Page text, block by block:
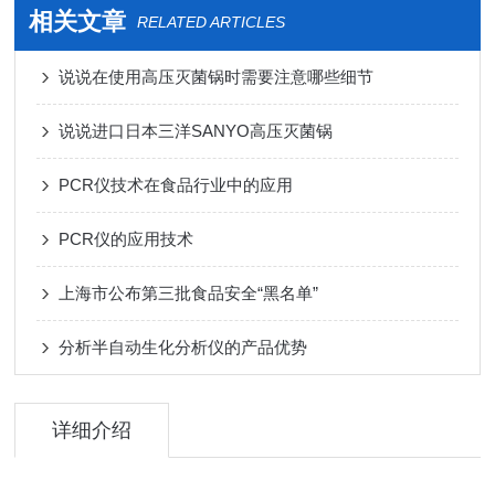
相关文章 RELATED ARTICLES
说说在使用高压灭菌锅时需要注意哪些细节
说说进口日本三洋SANYO高压灭菌锅
PCR仪技术在食品行业中的应用
PCR仪的应用技术
上海市公布第三批食品安全“黑名单”
分析半自动生化分析仪的产品优势
详细介绍